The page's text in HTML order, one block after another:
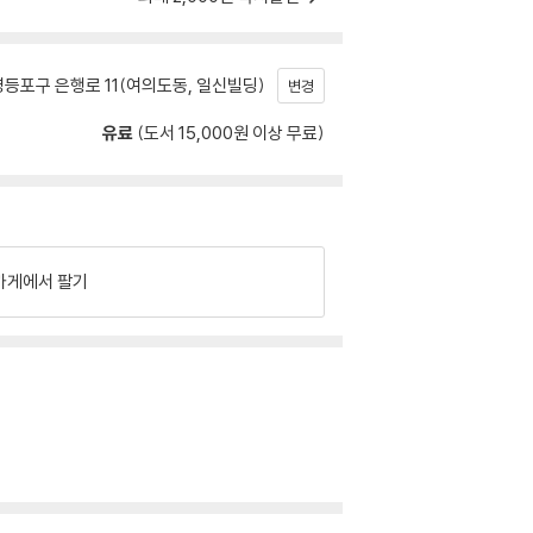
포구 은행로 11(여의도동, 일신빌딩) 변경
유료 (도서 15,000원 이상 무료)
게에서 팔기